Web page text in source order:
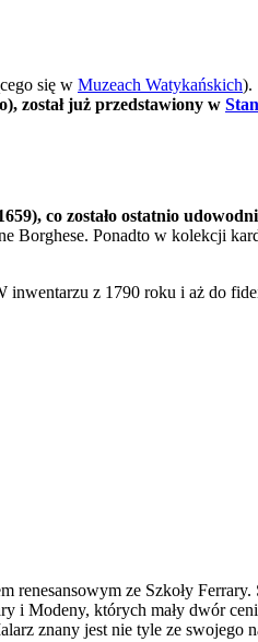
się w Muzeach Watykańskich).
został już przedstawiony w
co zostało ostatnio
Ponadto w kolekcji
z 1790 roku i aż do
ze Szkoły
Modeny, których mały dwór
znany jest nie tyle ze